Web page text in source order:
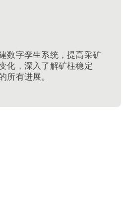
数字孪生系统，提高采矿
化，深入了解矿柱稳定
所有进展。